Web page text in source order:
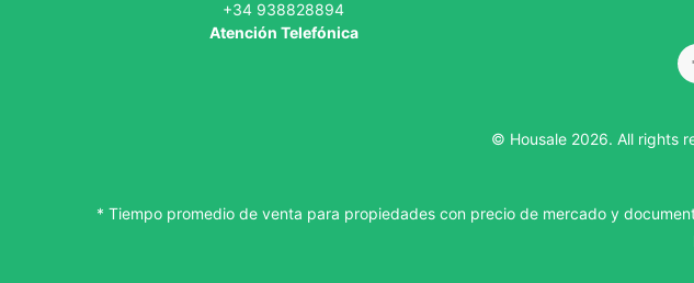
+34 938828894
Atención Telefónica
© Housale 2026. All rights
* Tiempo promedio de venta para propiedades con precio de mercado y